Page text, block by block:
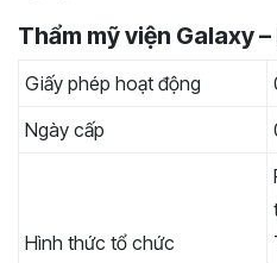
Thẩm mỹ viện Galaxy
Giấy phép hoạt động
Ngày cấp
Hình thức tổ chức